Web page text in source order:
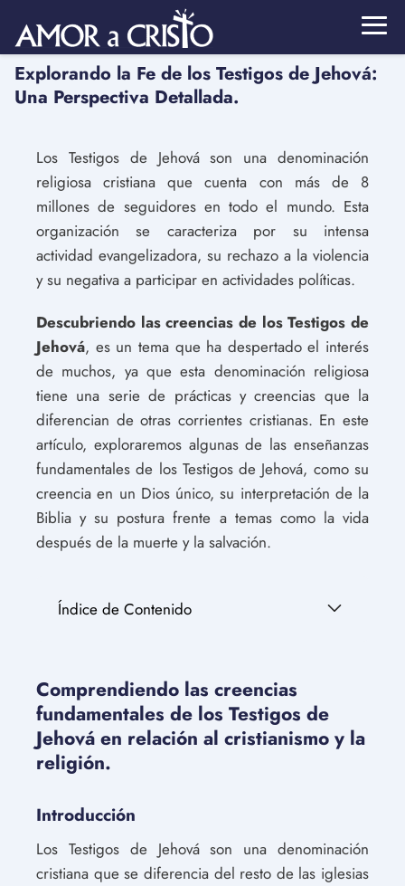
Explorando la Fe de los Testigos de Jehová:
Una Perspectiva Detallada.
Los Testigos de Jehová son una denominación
religiosa cristiana que cuenta con más de 8
millones de seguidores en todo el mundo. Esta
organización se caracteriza por su intensa
actividad evangelizadora, su rechazo a la violencia
y su negativa a participar en actividades políticas.
Descubriendo las creencias de los Testigos de
Jehová, es un tema que ha despertado el interés
de muchos, ya que esta denominación religiosa
tiene una serie de prácticas y creencias que la
diferencian de otras corrientes cristianas. En este
artículo, exploraremos algunas de las enseñanzas
fundamentales de los Testigos de Jehová, como su
creencia en un Dios único, su interpretación de la
Biblia y su postura frente a temas como la vida
después de la muerte y la salvación.
Índice de Contenido
Comprendiendo las creencias
fundamentales de los Testigos de
Jehová en relación al cristianismo y la
religión.
Introducción
Los Testigos de Jehová son una denominación
cristiana que se diferencia del resto de las iglesias